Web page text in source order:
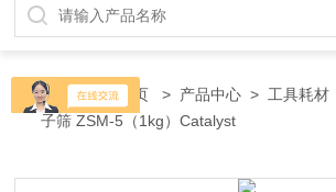
当前位置：首页 > 产品中心 > 工具耗材
子筛 ZSM-5（1kg）Catalyst